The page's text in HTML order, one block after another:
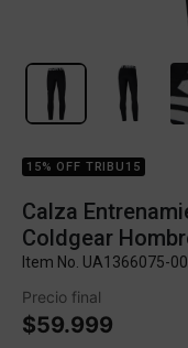
15% OFF TRIBU15
Calza
Coldgear
Item No. UA1366075-
Precio final
$59.999